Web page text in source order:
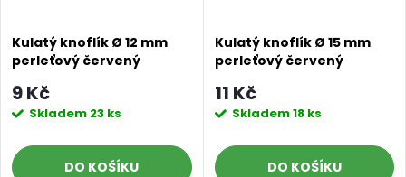
Kulatý knoflík Ø 12 mm
perleťový červený
9 Kč
Skladem 23 ks
DO KOŠÍKU
Kulatý knoflík Ø 15 mm
perleťový červený
11 Kč
Skladem18 ks
DO KOŠÍKU